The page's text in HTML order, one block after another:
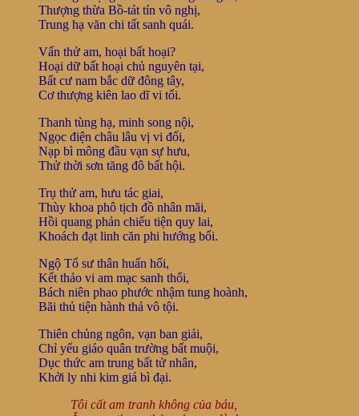
Thượng thừa Bồ-tát tín vô nghị,
Trung hạ văn chi tất sanh quái.
Vấn thử am, hoại bất hoại?
Hoại dữ bất hoại chủ nguyên tại,
Bất cư nam bắc dữ đông tây,
Cơ thượng kiên lao dĩ vi tối.
Thanh tùng hạ, minh song nội,
Ngọc điện châu lâu vị vi đối,
Nạp bì mông đầu vạn sự hưu,
Thử thời sơn tăng đô bất hội.
Trụ thử am, hưu tác giai,
Thùy khoa phô tịch đồ nhân mãi,
Hồi quang phản chiếu tiện quy lai,
Khoách đạt linh căn phi hướng bối.
Ngộ Tổ sư thân huấn hối,
Kết thảo vi am mạc sanh thối,
Bách niên phao phước nhậm tung hoành,
Bãi thủ tiện hành thả vô tội.
Thiên chủng ngôn, vạn ban giải,
Chỉ yếu giáo quân trường bất muội,
Dục thức am trung bất tử nhân,
Khởi ly nhi kim giá bì đại.
Tôi cất am tranh không của báu,